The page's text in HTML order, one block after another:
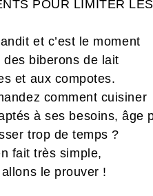
POUR LIMITER
et c’est le moment
des biberons de lait
et aux compotes.
comment cuisiner
à ses besoins, âge
trop de temps ?
fait très simple,
le prouver !